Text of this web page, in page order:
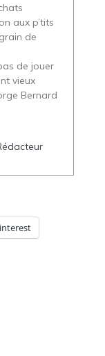
aux p’tits
de
de jouer
vieux
Bernard